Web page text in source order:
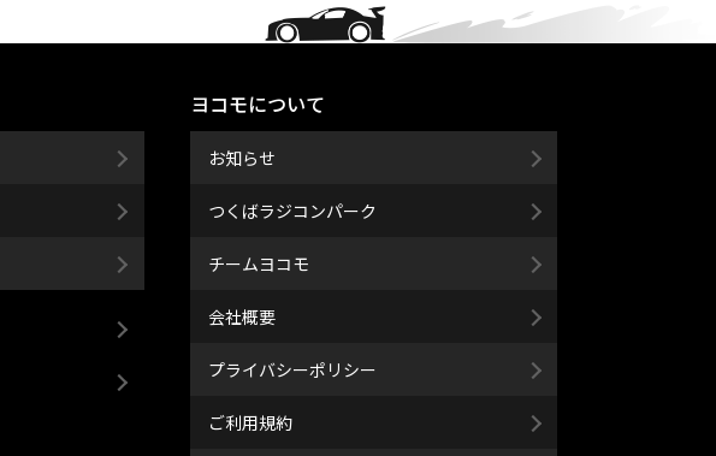
ヨコモについて
お知らせ
つくばラジコンパーク
チームヨコモ
会社概要
プライバシーポリシー
ご利用規約